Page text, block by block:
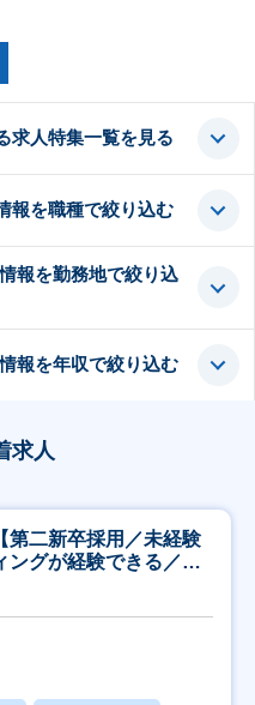
求人特集一覧を見る
報を職種で絞り込む
報を勤務地で絞り込
報を年収で絞り込む
求人
第二新卒採用／未経験
ングが経験できる／研